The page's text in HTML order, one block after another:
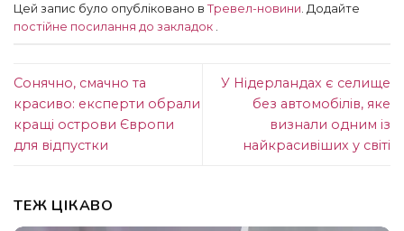
Цей запис було опубліковано в Тревел-новини . Додайте
постійне посилання до закладок
Сонячно, смачно та
красиво: експерти обрали
кращі острови Європи
для відпустки
У Нідерландах є селище
без автомобілів, яке
визнали одним із
найкрасивіших у світі
ТЕЖ ЦІКАВО